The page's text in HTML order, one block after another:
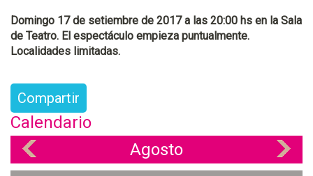
Domingo 17 de setiembre de 2017 a las 20:00 hs en la Sala
de Teatro. El espectáculo empieza puntualmente.
Localidades limitadas.
Compartir
Calendario
Agosto